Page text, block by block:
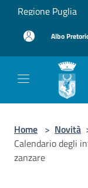
Salta al contenuto
Regione Puglia
Albo
Home > Novità
Calendario degli
zanzare